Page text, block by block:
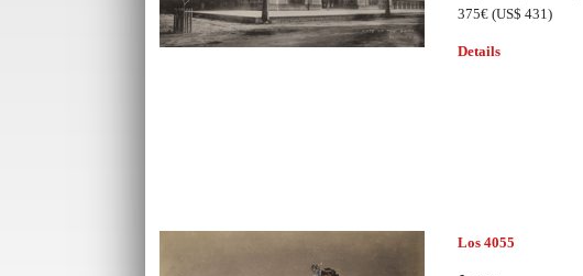
375€(US$ 431)
Details
Los 4055